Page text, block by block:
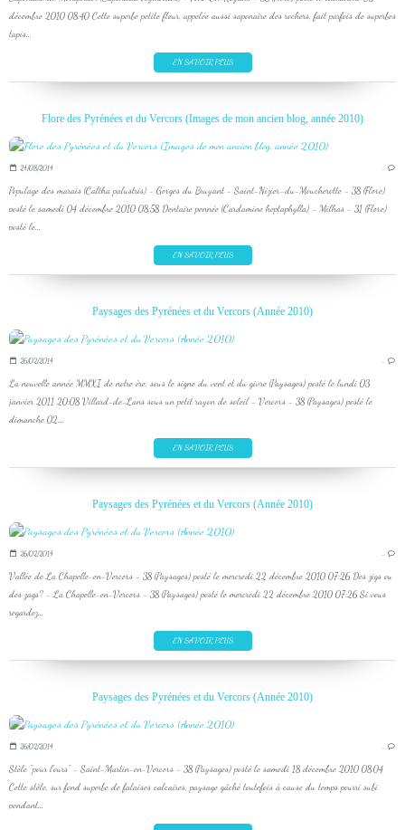
décembre 2010 08:40 Cette superbe petite fleur, appelée aussi saponaire des rochers, fait parfois de superbes
tapis...
EN SAVOIR PLUS
Flore des Pyrénées et du Vercors (Images de mon ancien blog, année 2010)
24/08/2014 …
Populage des marais (Caltha palustris) - Gorges du Bruyant - Saint-Nizier-du-Moucherotte - 38 (Flore)
posté le samedi 04 décembre 2010 08:58 Dentaire pennée (Cardamine heptaphylla) - Milhas - 31 (Flore)
posté le...
EN SAVOIR PLUS
Paysages des Pyrénées et du Vercors (Année 2010)
26/02/2014 …
La nouvelle année MMXI de notre ère: sous le signe du vent et du givre (Paysages) posté le lundi 03
janvier 2011 20:08 Villard-de-Lans sous un petit rayon de soleil - Vercors - 38 (Paysages) posté le
dimanche 02...
EN SAVOIR PLUS
Paysages des Pyrénées et du Vercors (Année 2010)
26/02/2014 …
Vallée de La Chapelle-en-Vercors - 38 (Paysages) posté le mercredi 22 décembre 2010 07:26 Des zigs ou
des zags? - La Chapelle-en-Vercors - 38 (Paysages) posté le mercredi 22 décembre 2010 07:26 Si vous
regardez...
EN SAVOIR PLUS
Paysages des Pyrénées et du Vercors (Année 2010)
26/02/2014 …
Stèle "pour l'ours" - Saint-Martin-en-Vercors - 38 (Paysages) posté le samedi 18 décembre 2010 08:04
Cette stèle, sur fond superbe de falaises calcaires, paysage gâché toutefois à cause du temps pourri subi
pendant...